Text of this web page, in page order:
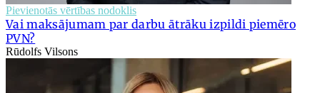
Pievienotās vērtības nodoklis
Vai maksājumam par darbu ātrāku izpildi piemēro
PVN?
Rūdolfs Vilsons